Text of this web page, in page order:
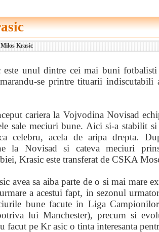
Krasic
este unul dintre cei mai buni
se printre tituarii indiscutabili
cariera la Vojvodina Novisad
sale meciuri bune. Aici si-a stabilit
celebru, acela de aripa drepta.
la Novisad si cateva meciuri
Krasic este transferat de CSKA
avea sa aiba parte de o si mai mare
a acestui fapt, in sezonul
bune facute in Liga
lui Manchester), precum si
facut pe Krasic o tinta interesanta